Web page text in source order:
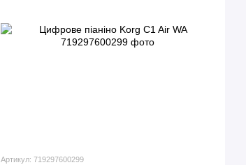
Артикул: 719297600299